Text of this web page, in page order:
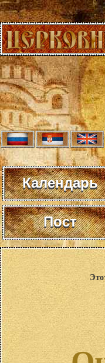
Календарь
Пост